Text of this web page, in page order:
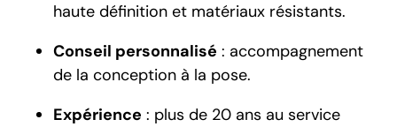
haute définition et matériaux résistants.
Conseil personnalisé : accompagnement
de la conception à la pose.
Expérience : plus de 20 ans au service